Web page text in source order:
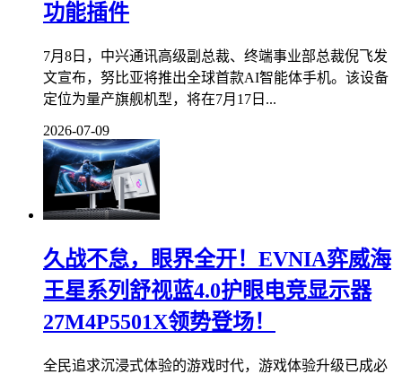
功能插件
7月8日，中兴通讯高级副总裁、终端事业部总裁倪飞发
文宣布，努比亚将推出全球首款AI智能体手机。该设备
定位为量产旗舰机型，将在7月17日...
2026-07-09
久战不怠，眼界全开！EVNIA弈威海
王星系列舒视蓝4.0护眼电竞显示器
27M4P5501X领势登场！
全民追求沉浸式体验的游戏时代，游戏体验升级已成必